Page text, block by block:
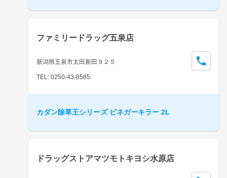
ファミリードラッグ五泉店
新潟県五泉市太田新田９２５
TEL: 0250-43-8585
カダン除草王シリーズ ビネガーキラー 2L
ドラッグストアマツモトキヨシ水原店